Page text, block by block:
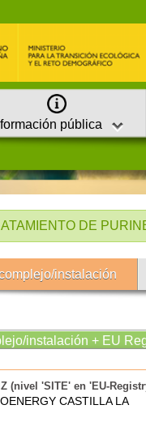
pública
DE
instalación
instalación + EU
(nivel 'SITE' en 'EU-
CASTILLA LA